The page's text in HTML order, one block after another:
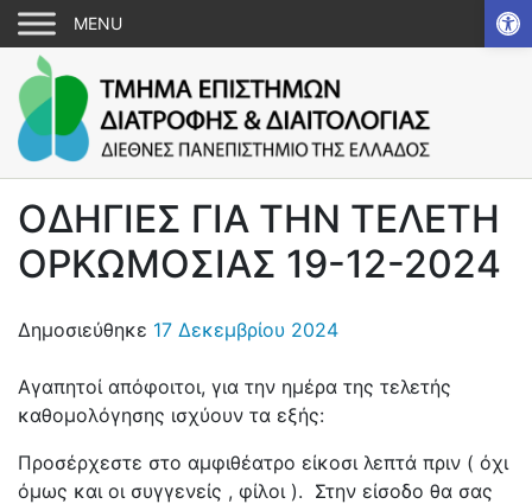
ΟΔΗΓΙΕΣ ΓΙΑ ΤΗΝ ΤΕΛΕΤΗ
ΟΡΚΩΜΟΣΙΑΣ 19-12-2024
Δημοσιεύθηκε 17 Δεκεμβρίου 2024
Αγαπητοί απόφοιτοι, για την ημέρα της τελετής
καθομολόγησης ισχύουν τα εξής:
Προσέρχεστε στο αμφιθέατρο είκοσι λεπτά πριν ( όχι
όμως και οι συγγενείς , φίλοι ). Στην είσοδο θα σας